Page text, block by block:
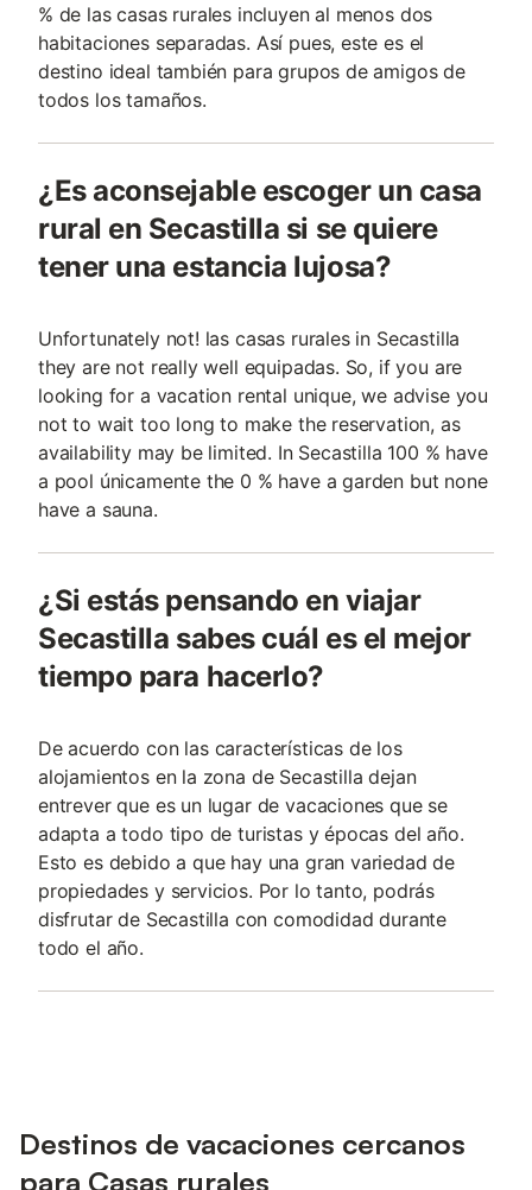
% de las casas rurales incluyen al menos dos
habitaciones separadas. Así pues, este es el
destino ideal también para grupos de amigos de
todos los tamaños.
¿Es aconsejable escoger un casa
rural en Secastilla si se quiere
tener una estancia lujosa?
Unfortunately not! las casas rurales in Secastilla
they are not really well equipadas. So, if you are
looking for a vacation rental unique, we advise you
not to wait too long to make the reservation, as
availability may be limited. In Secastilla 100 % have
a pool únicamente the 0 % have a garden but none
have a sauna.
¿Si estás pensando en viajar
Secastilla sabes cuál es el mejor
tiempo para hacerlo?
De acuerdo con las características de los
alojamientos en la zona de Secastilla dejan
entrever que es un lugar de vacaciones que se
adapta a todo tipo de turistas y épocas del año.
Esto es debido a que hay una gran variedad de
propiedades y servicios. Por lo tanto, podrás
disfrutar de Secastilla con comodidad durante
todo el año.
Destinos de vacaciones cercanos
para Casas rurales